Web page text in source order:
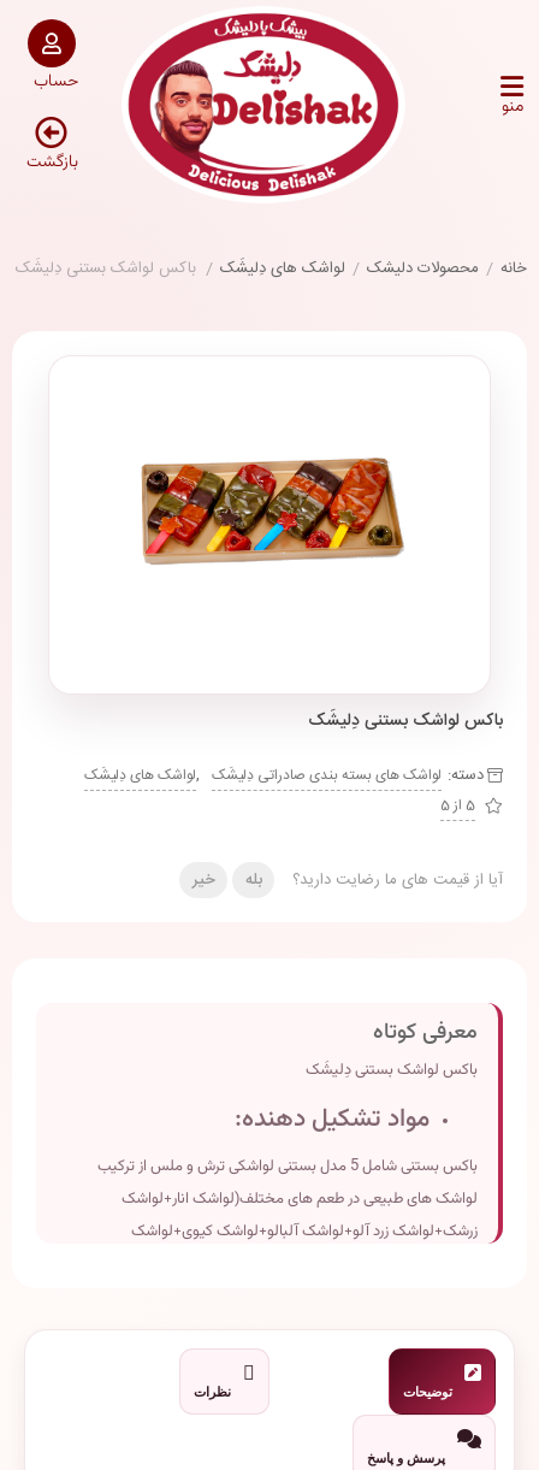
منو
حساب
بازگشت
خانه / محصولات دلیشک / لواشک های دِلیشَک / باکس لواشک بستنی دِلیشَک
باکس لواشک بستنی دِلیشَک
دسته: لواشک های بسته بندی صادراتی دِلیشَک ,لواشک های دِلیشَک
5 از 5
آیا از قیمت های ما رضایت دارید؟ بله خیر
معرفی کوتاه
باکس لواشک بستنی دِلیشَک
مواد تشکیل دهنده:
باکس بستنی شامل 5 مدل بستنی لواشکی ترش و ملس از ترکیب
لواشک های طبیعی در طعم های مختلف(لواشک انار+لواشک
زرشک+لواشک زرد آلو+لواشک آلبالو+لواشک کیوی+لواشک
وزن تقریبی:500گرم
تاریخ انقضاء:دو سال پس از تولید
توضیحات نظرات
پرسش و پاسخ